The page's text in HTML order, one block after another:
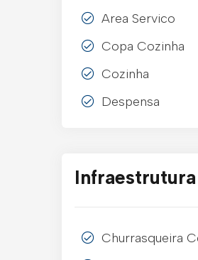
Area Servico
Copa Cozinha
Cozinha
Despensa
Infraestrutura
Churrasqueira